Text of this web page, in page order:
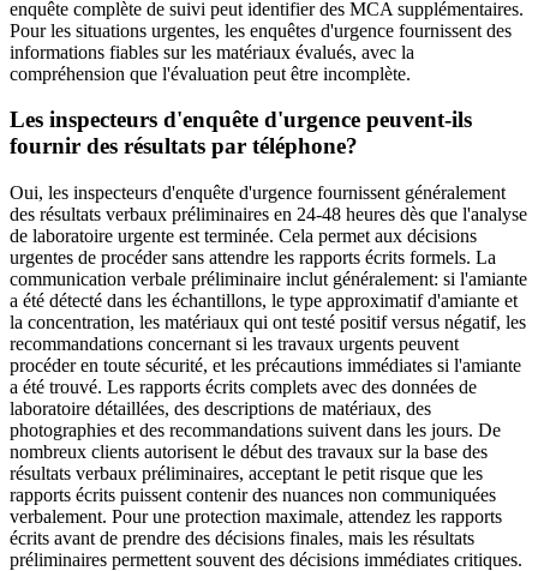
enquête complète de suivi peut identifier des MCA supplémentaires.
Pour les situations urgentes, les enquêtes d'urgence fournissent des
informations fiables sur les matériaux évalués, avec la
compréhension que l'évaluation peut être incomplète.
Les inspecteurs d'enquête d'urgence peuvent-ils
fournir des résultats par téléphone?
Oui, les inspecteurs d'enquête d'urgence fournissent généralement
des résultats verbaux préliminaires en 24-48 heures dès que l'analyse
de laboratoire urgente est terminée. Cela permet aux décisions
urgentes de procéder sans attendre les rapports écrits formels. La
communication verbale préliminaire inclut généralement: si l'amiante
a été détecté dans les échantillons, le type approximatif d'amiante et
la concentration, les matériaux qui ont testé positif versus négatif, les
recommandations concernant si les travaux urgents peuvent
procéder en toute sécurité, et les précautions immédiates si l'amiante
a été trouvé. Les rapports écrits complets avec des données de
laboratoire détaillées, des descriptions de matériaux, des
photographies et des recommandations suivent dans les jours. De
nombreux clients autorisent le début des travaux sur la base des
résultats verbaux préliminaires, acceptant le petit risque que les
rapports écrits puissent contenir des nuances non communiquées
verbalement. Pour une protection maximale, attendez les rapports
écrits avant de prendre des décisions finales, mais les résultats
préliminaires permettent souvent des décisions immédiates critiques.